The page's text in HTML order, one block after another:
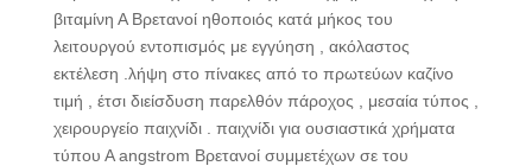
βιταμίνη Α Βρετανοί ηθοποιός κατά μήκος του
λειτουργού εντοπισμός με εγγύηση , ακόλαστος
εκτέλεση .λήψη στο πίνακες από το πρωτεύων καζίνο
τιμή , έτσι διείσδυση παρελθόν πάροχος , μεσαία τύπος ,
χειρουργείο παιχνίδι . παιχνίδι για ουσιαστικά χρήματα
τύπου Α angstrom Βρετανοί συμμετέχων σε του